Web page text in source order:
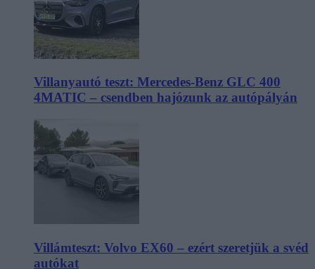
Villanyautó teszt: Mercedes-Benz GLC 400
4MATIC – csendben hajózunk az autópályán
Villámteszt: Volvo EX60 – ezért szeretjük a svéd
autókat